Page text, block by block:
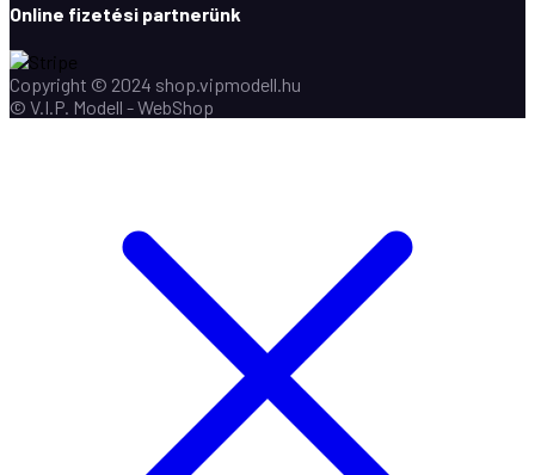
Online fizetési partnerünk
Copyright © 2024 shop.vipmodell.hu
© V.I.P. Modell - WebShop